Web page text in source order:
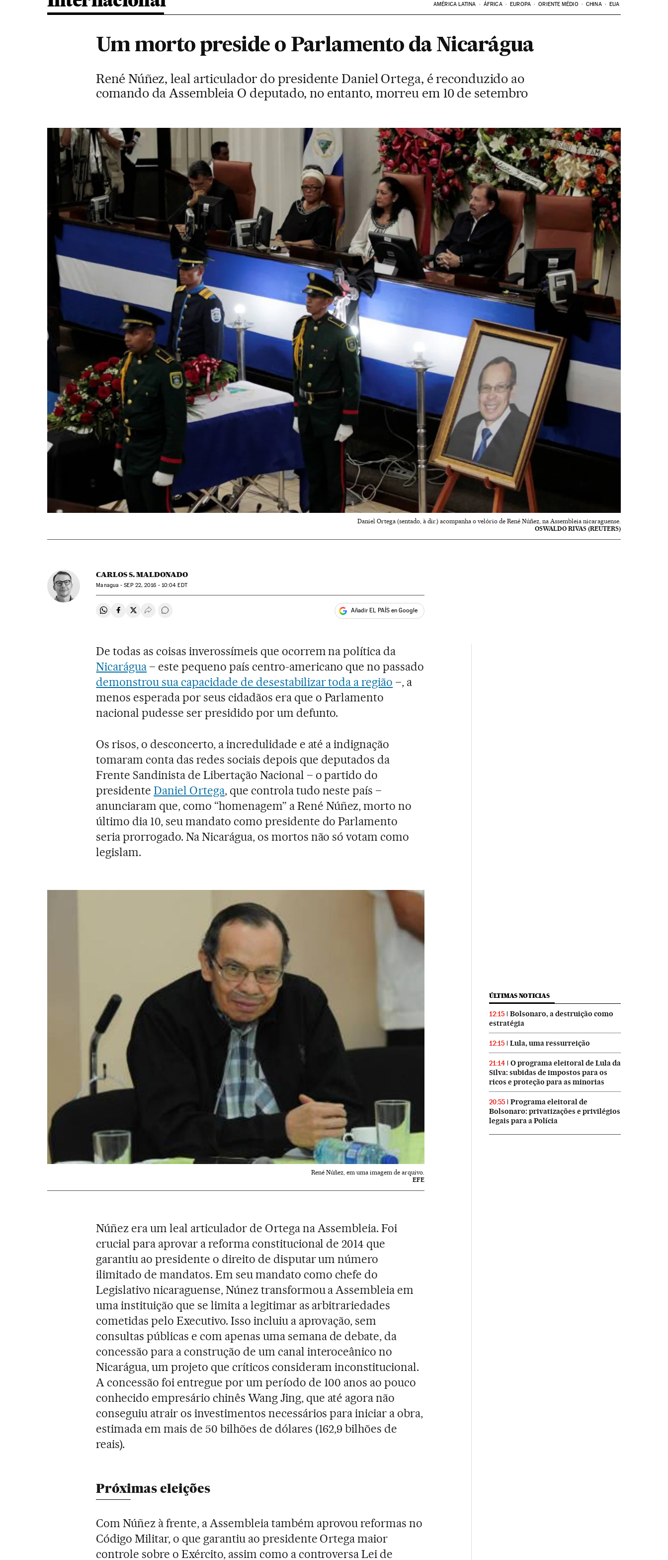
AMÉRICA LATINA ÁFRICA EUROPA ORIENTE MÉDIO CHINA EUA
Um morto preside o Parlamento da Nicarágua
René Núñez, leal articulador do presidente Daniel Ortega, é reconduzido ao
comando da Assembleia O deputado, no entanto, morreu em 10 de setembro
Daniel Ortega (sentado, à dir.) acompanha o velório de René Núñez, na Assembleia nicaraguense.
OSWALDO RIVAS (REUTERS)
CARLOS S. MALDONADO
Managua -SEP22, 2016 - 10:04 EDT
Compartir en Whatsapp
Compartir en Facebook
Compartir en Twitter
Desplegar Redes Sociales
Comentários Añadir EL PAÍS en Google
De todas as coisas inverossímeis que ocorrem na política da
Nicarágua – este pequeno país centro-americano que no passado
demonstrou sua capacidade de desestabilizar toda a região –, a
menos esperada por seus cidadãos era que o Parlamento
nacional pudesse ser presidido por um defunto.
Os risos, o desconcerto, a incredulidade e até a indignação
tomaram conta das redes sociais depois que deputados da
Frente Sandinista de Libertação Nacional – o partido do
presidenteDaniel Ortega, que controla tudo neste país –
anunciaram que, como “homenagem” a René Núñez, morto no
último dia 10, seu mandato como presidente do Parlamento
seria prorrogado. Na Nicarágua, os mortos não só votam como
legislam.
René Núñez, em uma imagem de arquivo.
EFE
Núñez era um leal articulador de Ortega na Assembleia. Foi
crucial para aprovar a reforma constitucional de 2014 que
garantiu ao presidente o direito de disputar um número
ilimitado de mandatos. Em seu mandato como chefe do
Legislativo nicaraguense, Núnez transformou a Assembleia em
uma instituição que se limita a legitimar as arbitrariedades
cometidas pelo Executivo. Isso incluiu a aprovação, sem
consultas públicas e com apenas uma semana de debate, da
concessão para a construção de um canal interoceânico no
Nicarágua, um projeto que críticos consideram inconstitucional.
A concessão foi entregue por um período de 100 anos ao pouco
conhecido empresário chinês Wang Jing, que até agora não
conseguiu atrair os investimentos necessários para iniciar a obra,
estimada em mais de 50 bilhões de dólares (162,9 bilhões de
reais).
Próximas eleições
Com Núñez à frente, a Assembleia também aprovou reformas no
Código Militar, o que garantiu ao presidente Ortega maior
controle sobre o Exército, assim como a controversa Lei de
ÚLTIMAS NOTICIAS
12:15
Bolsonaro, a destruição como
estratégia
12:15 Lula, uma ressurreição
21:14
O programa eleitoral de Lula da
Silva: subidas de impostos para os
ricos e proteção para as minorias
20:55
Programa eleitoral de
Bolsonaro: privatizações e privilégios
legais para a Polícia